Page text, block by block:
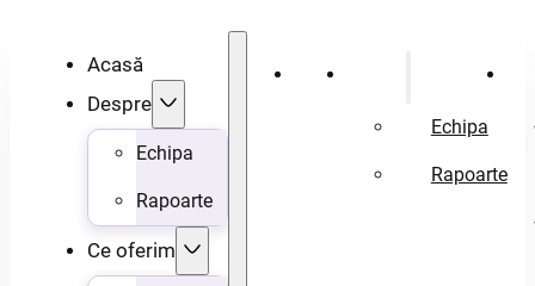
Acasă
Despre
Echipa
Rapoarte
Ce oferim
Acasă
Echipa
Rapoarte